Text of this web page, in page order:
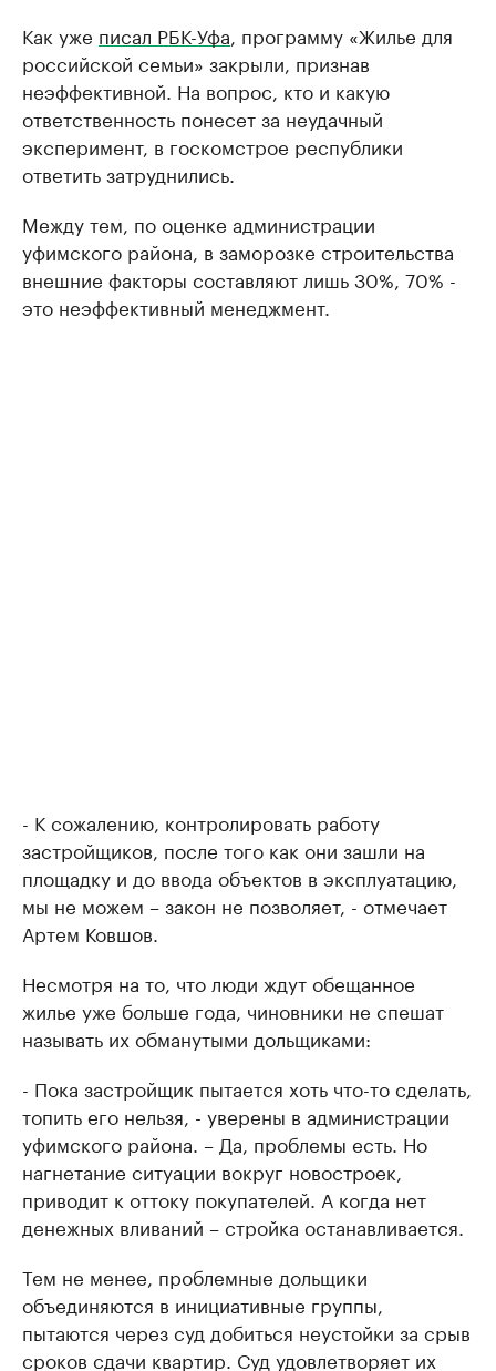
Как уже писал РБК-Уфа, программу «Жилье для
российской семьи» закрыли, признав
неэффективной. На вопрос, кто и какую
ответственность понесет за неудачный
эксперимент, в госкомстрое республики
ответить затруднились.
Между тем, по оценке администрации
уфимского района, в заморозке строительства
внешние факторы составляют лишь 30%, 70% -
это неэффективный менеджмент.
- К сожалению, контролировать работу
застройщиков, после того как они зашли на
площадку и до ввода объектов в эксплуатацию,
мы не можем – закон не позволяет, - отмечает
Артем Ковшов.
Несмотря на то, что люди ждут обещанное
жилье уже больше года, чиновники не спешат
называть их обманутыми дольщиками:
- Пока застройщик пытается хоть что-то сделать,
топить его нельзя, - уверены в администрации
уфимского района. – Да, проблемы есть. Но
нагнетание ситуации вокруг новостроек,
приводит к оттоку покупателей. А когда нет
денежных вливаний – стройка останавливается.
Тем не менее, проблемные дольщики
объединяются в инициативные группы,
пытаются через суд добиться неустойки за срыв
сроков сдачи квартир. Суд удовлетворяет их